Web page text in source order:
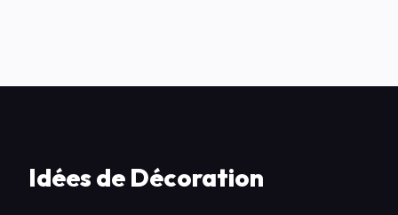
Idées de Décoration